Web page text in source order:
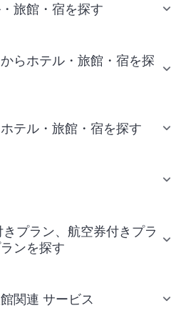
旅館・宿を探す
らホテル・旅館・宿を探
テル・旅館・宿を探す
プラン、航空券付きプラ
ンを探す
関連 サービス